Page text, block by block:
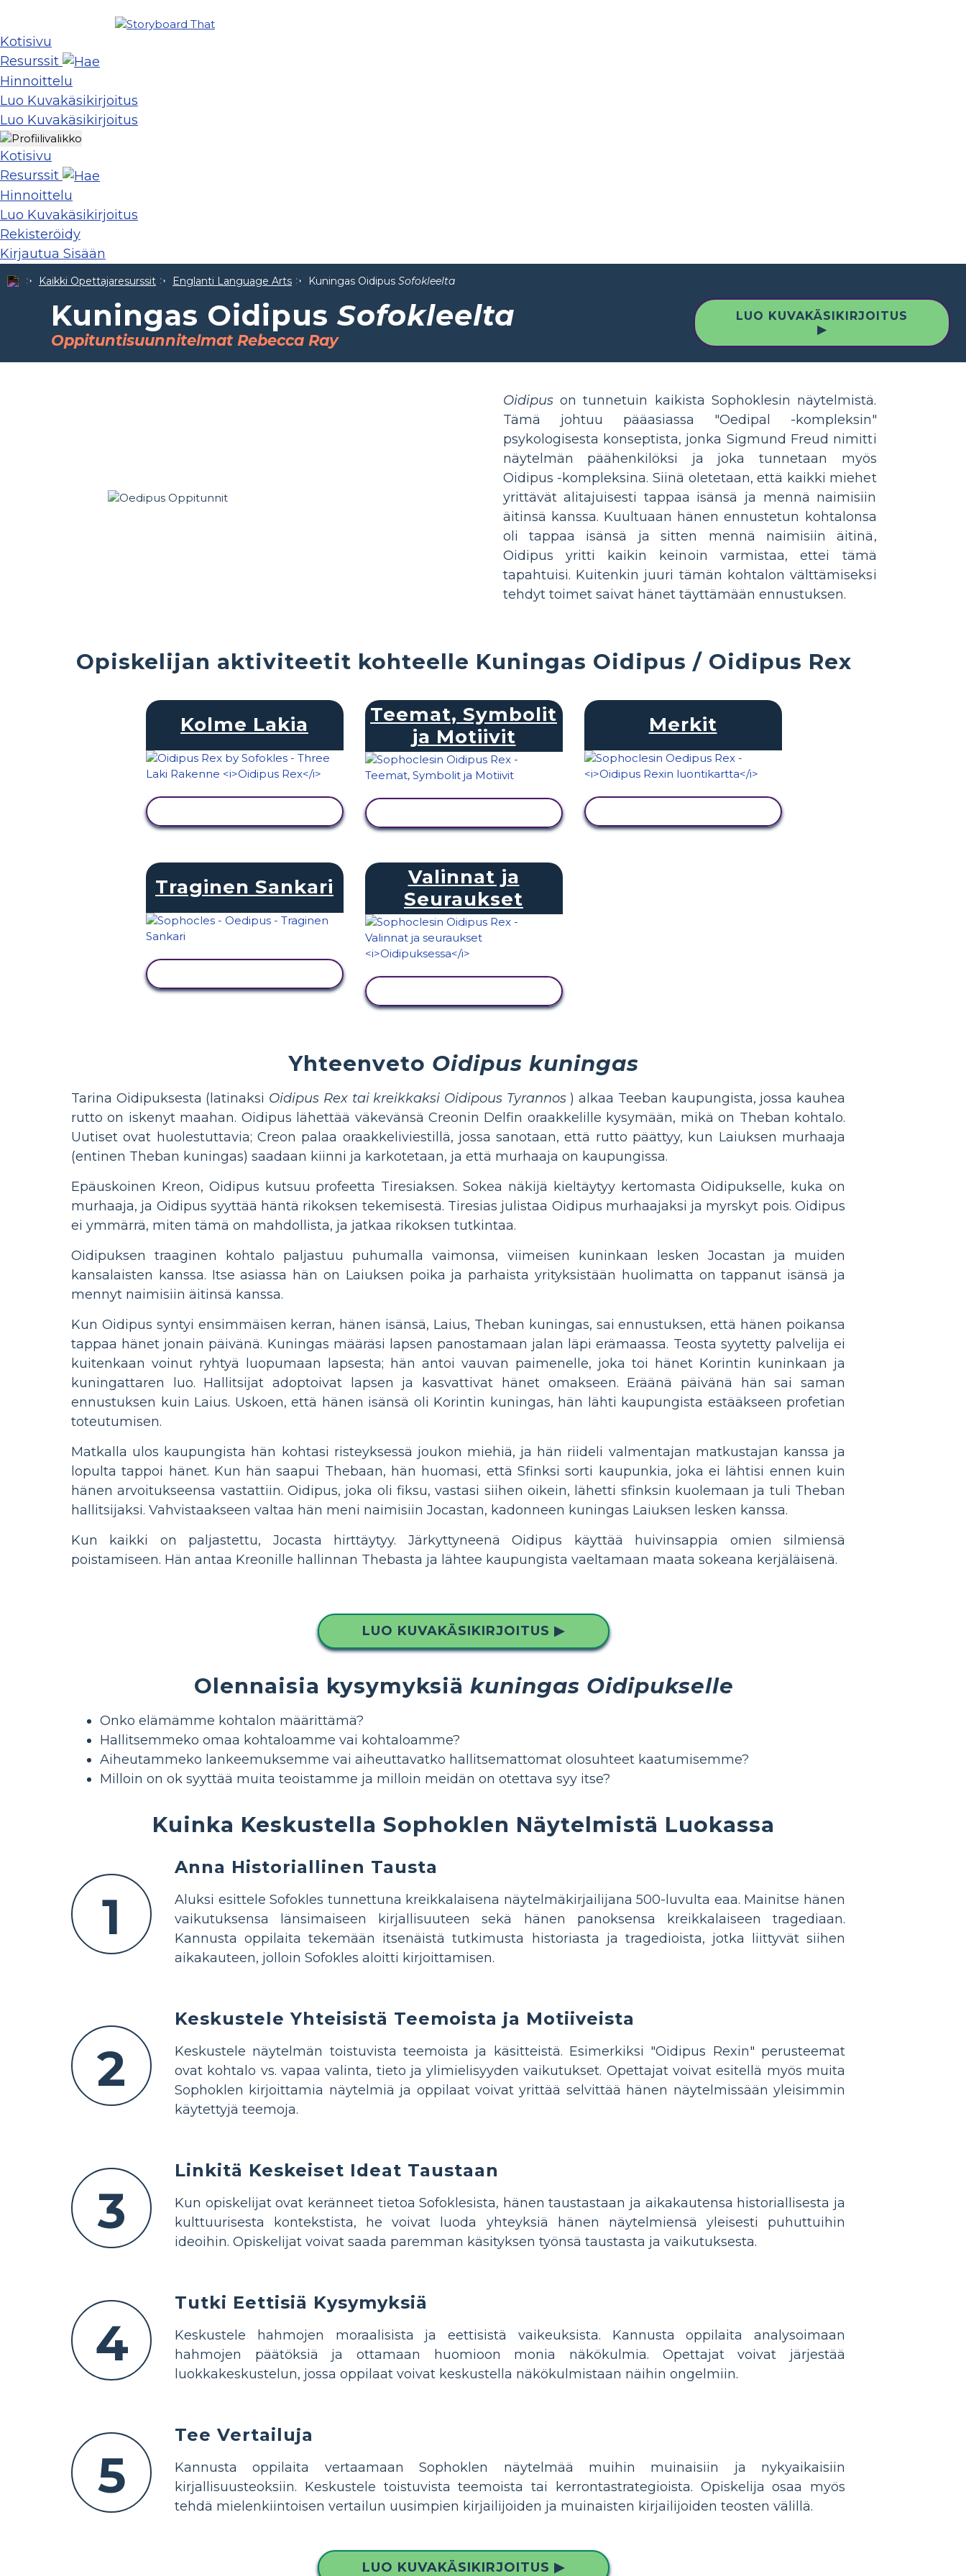
Kotisivu
Resurssit
Hinnoittelu
Luo Kuvakäsikirjoitus
Luo Kuvakäsikirjoitus
Kotisivu
Resurssit
Hinnoittelu
Luo Kuvakäsikirjoitus
Rekisteröidy
Kirjautua Sisään
Kaikki Opettajaresurssit Englanti Language Arts Kuningas Oidipus Sofokleelta
Kuningas OidipusSofokleelta
Oppituntisuunnitelmat Rebecca Ray
LUO KUVAKÄSIKIRJOITUS
▶
Oidipuson tunnetuin kaikista Sophoklesin näytelmistä.
Tämä johtuu pääasiassa "Oedipal -kompleksin"
psykologisesta konseptista, jonka Sigmund Freud nimitti
näytelmän päähenkilöksi ja joka tunnetaan myös
Oidipus -kompleksina. Siinä oletetaan, että kaikki miehet
yrittävät alitajuisesti tappaa isänsä ja mennä naimisiin
äitinsä kanssa. Kuultuaan hänen ennustetun kohtalonsa
oli tappaa isänsä ja sitten mennä naimisiin äitinä,
Oidipus yritti kaikin keinoin varmistaa, ettei tämä
tapahtuisi. Kuitenkin juuri tämän kohtalon välttämiseksi
tehdyt toimet saivat hänet täyttämään ennustuksen.
Opiskelijan aktiviteetit kohteelle Kuningas Oidipus / Oidipus Rex
Kolme Lakia
Teemat, Symbolit
ja Motiivit
Merkit
Traginen Sankari
Valinnat ja
Seuraukset
Yhteenveto Oidipus kuningas
Tarina Oidipuksesta (latinaksi Oidipus Rex tai kreikkaksi Oidipous Tyrannos) alkaa Teeban kaupungista, jossa kauhea
rutto on iskenyt maahan. Oidipus lähettää väkevänsä Creonin Delfin oraakkelille kysymään, mikä on Theban kohtalo.
Uutiset ovat huolestuttavia; Creon palaa oraakkeliviestillä, jossa sanotaan, että rutto päättyy, kun Laiuksen murhaaja
(entinen Theban kuningas) saadaan kiinni ja karkotetaan, ja että murhaaja on kaupungissa.
Epäuskoinen Kreon, Oidipus kutsuu profeetta Tiresiaksen. Sokea näkijä kieltäytyy kertomasta Oidipukselle, kuka on
murhaaja, ja Oidipus syyttää häntä rikoksen tekemisestä. Tiresias julistaa Oidipus murhaajaksi ja myrskyt pois. Oidipus
ei ymmärrä, miten tämä on mahdollista, ja jatkaa rikoksen tutkintaa.
Oidipuksen traaginen kohtalo paljastuu puhumalla vaimonsa, viimeisen kuninkaan lesken Jocastan ja muiden
kansalaisten kanssa. Itse asiassa hän on Laiuksen poika ja parhaista yrityksistään huolimatta on tappanut isänsä ja
mennyt naimisiin äitinsä kanssa.
Kun Oidipus syntyi ensimmäisen kerran, hänen isänsä, Laius, Theban kuningas, sai ennustuksen, että hänen poikansa
tappaa hänet jonain päivänä. Kuningas määräsi lapsen panostamaan jalan läpi erämaassa. Teosta syytetty palvelija ei
kuitenkaan voinut ryhtyä luopumaan lapsesta; hän antoi vauvan paimenelle, joka toi hänet Korintin kuninkaan ja
kuningattaren luo. Hallitsijat adoptoivat lapsen ja kasvattivat hänet omakseen. Eräänä päivänä hän sai saman
ennustuksen kuin Laius. Uskoen, että hänen isänsä oli Korintin kuningas, hän lähti kaupungista estääkseen profetian
toteutumisen.
Matkalla ulos kaupungista hän kohtasi risteyksessä joukon miehiä, ja hän riideli valmentajan matkustajan kanssa ja
lopulta tappoi hänet. Kun hän saapui Thebaan, hän huomasi, että Sfinksi sorti kaupunkia, joka ei lähtisi ennen kuin
hänen arvoitukseensa vastattiin. Oidipus, joka oli fiksu, vastasi siihen oikein, lähetti sfinksin kuolemaan ja tuli Theban
hallitsijaksi. Vahvistaakseen valtaa hän meni naimisiin Jocastan, kadonneen kuningas Laiuksen lesken kanssa.
Kun kaikki on paljastettu, Jocasta hirttäytyy. Järkyttyneenä Oidipus käyttää huivinsappia omien silmiensä
poistamiseen. Hän antaa Kreonille hallinnan Thebasta ja lähtee kaupungista vaeltamaan maata sokeana kerjäläisenä.
LUO KUVAKÄSIKIRJOITUS ▶
Olennaisia kysymyksiä kuningas Oidipukselle
Onko elämämme kohtalon määrittämä?
Hallitsemmeko omaa kohtaloamme vai kohtaloamme?
Aiheutammeko lankeemuksemme vai aiheuttavatko hallitsemattomat olosuhteet kaatumisemme?
Milloin on ok syyttää muita teoistamme ja milloin meidän on otettava syy itse?
Kuinka Keskustella Sophoklen Näytelmistä Luokassa
1
Anna Historiallinen Tausta
Aluksi esittele Sofokles tunnettuna kreikkalaisena näytelmäkirjailijana 500-luvulta eaa. Mainitse hänen
vaikutuksensa länsimaiseen kirjallisuuteen sekä hänen panoksensa kreikkalaiseen tragediaan.
Kannusta oppilaita tekemään itsenäistä tutkimusta historiasta ja tragedioista, jotka liittyvät siihen
aikakauteen, jolloin Sofokles aloitti kirjoittamisen.
2
Keskustele Yhteisistä Teemoista ja Motiiveista
Keskustele näytelmän toistuvista teemoista ja käsitteistä. Esimerkiksi "Oidipus Rexin" perusteemat
ovat kohtalo vs. vapaa valinta, tieto ja ylimielisyyden vaikutukset. Opettajat voivat esitellä myös muita
Sophoklen kirjoittamia näytelmiä ja oppilaat voivat yrittää selvittää hänen näytelmissään yleisimmin
käytettyjä teemoja.
3
Linkitä Keskeiset Ideat Taustaan
Kun opiskelijat ovat keränneet tietoa Sofoklesista, hänen taustastaan ​​ja aikakautensa historiallisesta ja
kulttuurisesta kontekstista, he voivat luoda yhteyksiä hänen näytelmiensä yleisesti puhuttuihin
ideoihin. Opiskelijat voivat saada paremman käsityksen työnsä taustasta ja vaikutuksesta.
4
Tutki Eettisiä Kysymyksiä
Keskustele hahmojen moraalisista ja eettisistä vaikeuksista. Kannusta oppilaita analysoimaan
hahmojen päätöksiä ja ottamaan huomioon monia näkökulmia. Opettajat voivat järjestää
luokkakeskustelun, jossa oppilaat voivat keskustella näkökulmistaan näihin ongelmiin.
5
Tee Vertailuja
Kannusta oppilaita vertaamaan Sophoklen näytelmää muihin muinaisiin ja nykyaikaisiin
kirjallisuusteoksiin. Keskustele toistuvista teemoista tai kerrontastrategioista. Opiskelija osaa myös
tehdä mielenkiintoisen vertailun uusimpien kirjailijoiden ja muinaisten kirjailijoiden teosten välillä.
LUO KUVAKÄSIKIRJOITUS ▶